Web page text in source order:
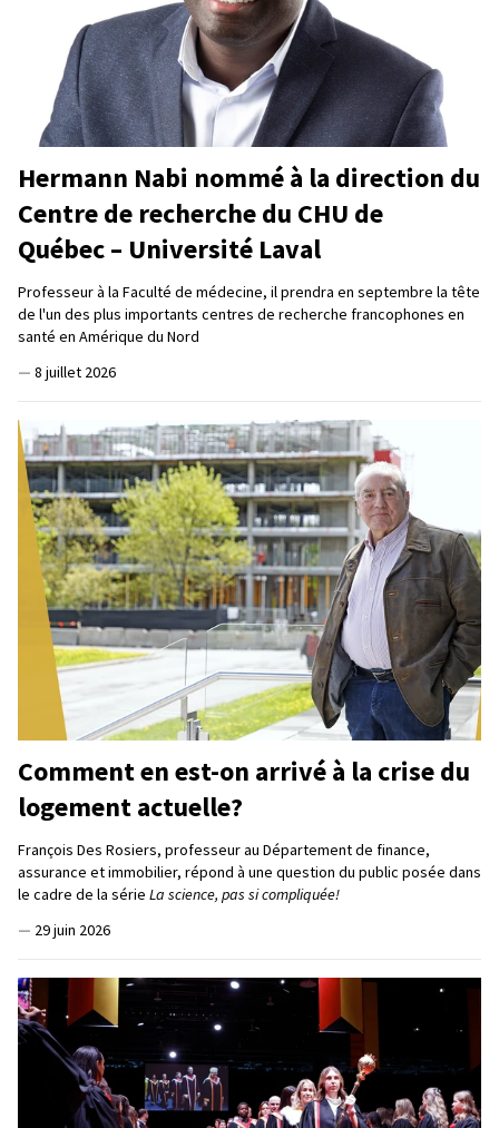
Hermann Nabi nommé à la direction du
Centre de recherche du CHU de
Québec – Université Laval
Professeur à la Faculté de médecine, il prendra en septembre la tête
de l'un des plus importants centres de recherche francophones en
santé en Amérique du Nord
— 8 juillet 2026
Comment en est-on arrivé à la crise du
logement actuelle?
François Des Rosiers, professeur au Département de finance,
assurance et immobilier, répond à une question du public posée dans
le cadre de la série La science, pas si compliquée!
— 29 juin 2026